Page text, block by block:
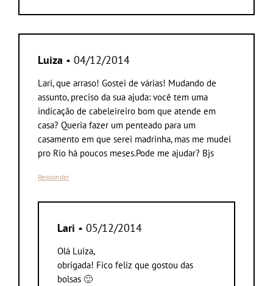
Luiza • 04/12/2014
Lari, que arraso! Gostei de várias! Mudando de
assunto, preciso da sua ajuda: você tem uma
indicação de cabeleireiro bom que atende em
casa? Queria fazer um penteado para um
casamento em que serei madrinha, mas me mudei
pro Rio há poucos meses.Pode me ajudar? Bjs
Responder
Lari • 05/12/2014
Olá Luiza,
obrigada! Fico feliz que gostou das
bolsas 🙂